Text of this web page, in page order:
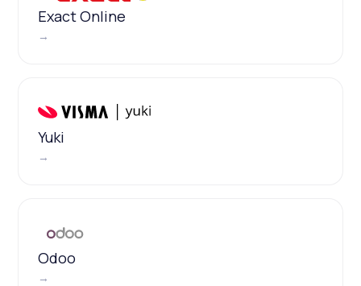
Exact Online
→
Yuki
→
Odoo
→